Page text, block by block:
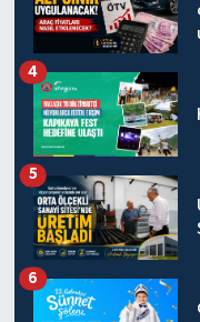
4
5
6